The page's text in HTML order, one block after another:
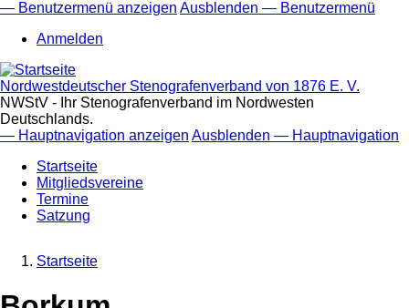
Direkt
Inhalt
Benutzermenü
— Benutzermenü anzeigen Ausblenden — Benutzermenü
Anmelden
Nordwestdeutscher Stenografenverband von 1876 E. V.
NWStV - Ihr Stenografenverband im Nordwesten
Deutschlands.
Hauptnavigation
— Hauptnavigation anzeigen Ausblenden — Hauptnavigation
Startseite
Mitgliedsvereine
Termine
Satzung
Startseite